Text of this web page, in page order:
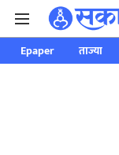
Epaper ताज्या